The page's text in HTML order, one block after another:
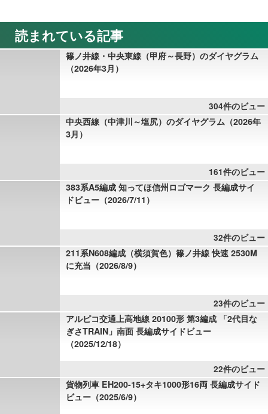
読まれている記事
篠ノ井線・中央東線（甲府～長野）のダイヤグラム
（2026年3月）
304件のビュー
中央西線（中津川～塩尻）のダイヤグラム（2026年
3月）
161件のビュー
383系A5編成 知ってほ信州ロゴマーク 長編成サイ
ドビュー（2026/7/11）
32件のビュー
211系N608編成（横須賀色）篠ノ井線 快速 2530M
に充当（2026/8/9）
23件のビュー
アルピコ交通上高地線 20100形 第3編成 「2代目な
ぎさTRAIN」南面 長編成サイドビュー
（2025/12/18）
22件のビュー
貨物列車 EH200-15+タキ1000形16両 長編成サイド
ビュー（2025/6/9）